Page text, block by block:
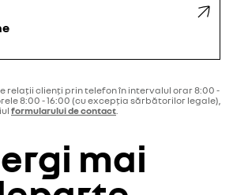
relații clienți prin telefon în intervalul orar 8:00 -
8:00 - 16:00 (cu excepția sărbătorilor legale),
formularului de contact.
mai